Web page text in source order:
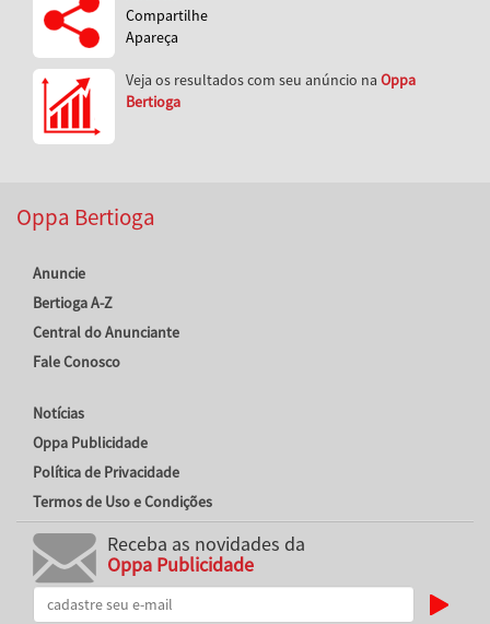
Compartilhe
Apareça
Veja os resultados com seu anúncio na Oppa
Bertioga
Oppa Bertioga
Anuncie
Bertioga A-Z
Central do Anunciante
Fale Conosco
Notícias
Oppa Publicidade
Política de Privacidade
Termos de Uso e Condições
Receba as novidades da
Oppa Publicidade